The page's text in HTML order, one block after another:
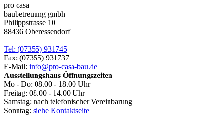
pro casa
baubetreuung gmbh
Philippstrasse 10
88436 Oberessendorf
Tel: (07355) 931745
Fax: (07355) 931737
E-Mail: info@pro-casa-bau.de
Ausstellungshaus Öffnungszeiten
Mo - Do: 08.00 - 18.00 Uhr
Freitag: 08.00 - 14.00 Uhr
Samstag: nach telefonischer Vereinbarung
Sonntag: siehe Kontaktseite